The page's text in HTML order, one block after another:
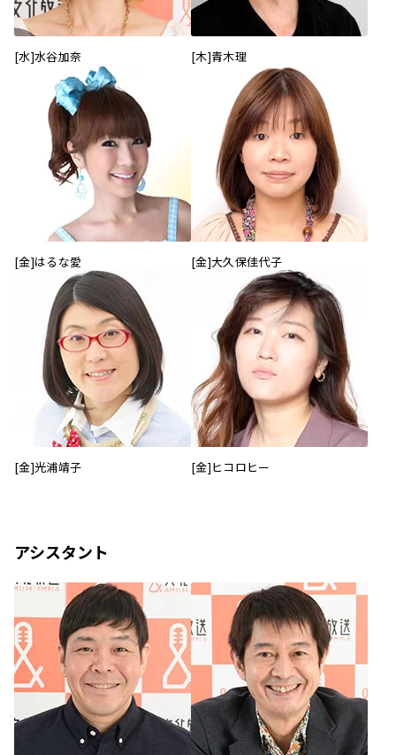
[水]水谷加奈 [木]青木理
[金]はるな愛 [金]大久保佳代子
[金]光浦靖子 [金]ヒコロヒー
アシスタント